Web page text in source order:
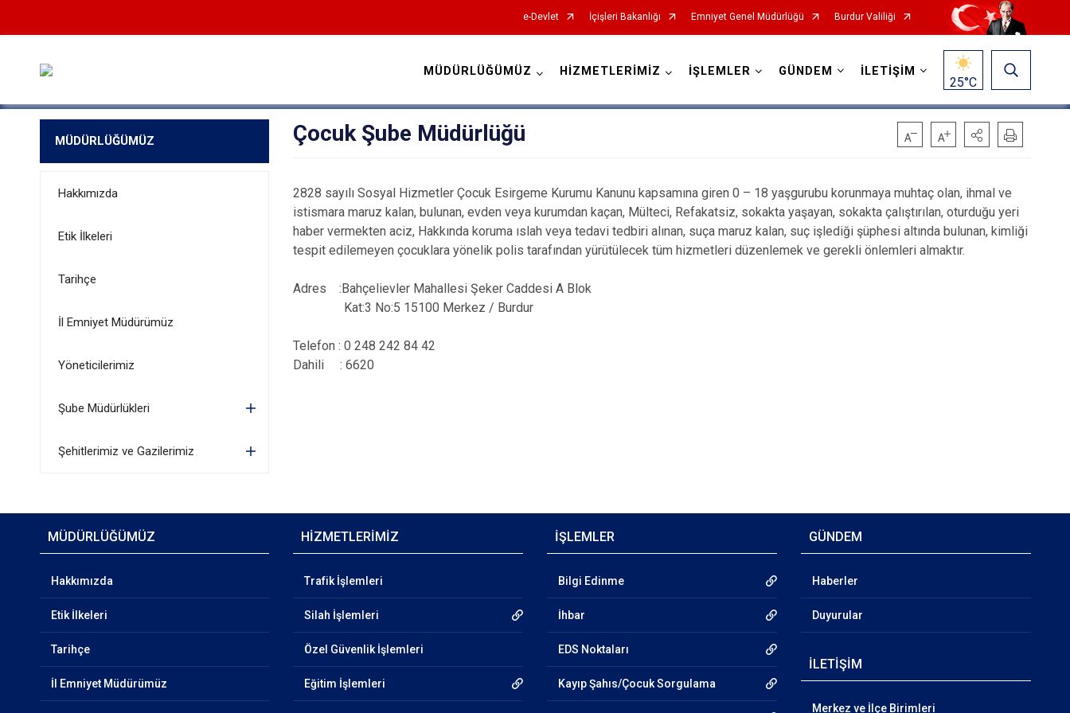
e-Devlet İçişleri Bakanlığı Emniyet Genel Müdürlüğü Burdur Valiliği
MÜDÜRLÜĞÜMÜZ HİZMETLERİMİZ İŞLEMLER GÜNDEM İLETİŞİM
25°C
MÜDÜRLÜĞÜMÜZ
Hakkımızda
Etik İlkeleri
Tarihçe
İl Emniyet Müdürümüz
Yöneticilerimiz
Şube Müdürlükleri
Şehitlerimiz ve Gazilerimiz
Çocuk Şube Müdürlüğü
2828 sayılı Sosyal Hizmetler Çocuk Esirgeme Kurumu Kanunu kapsamına giren 0 – 18 yaşgurubu korunmaya muhtaç olan, ihmal ve
istismara maruz kalan, bulunan, evden veya kurumdan kaçan, Mülteci, Refakatsiz, sokakta yaşayan, sokakta çalıştırılan, oturduğu yeri
haber vermekten aciz, Hakkında koruma ıslah veya tedavi tedbiri alınan, suça maruz kalan, suç işlediği şüphesi altında bulunan, kimliği
tespit edilemeyen çocuklara yönelik polis tarafından yürütülecek tüm hizmetleri düzenlemek ve gerekli önlemleri almaktır.
Adres :Bahçelievler Mahallesi Şeker Caddesi A Blok
Kat:3 No:5 15100 Merkez / Burdur
Telefon : 0 248 242 84 42
Dahili : 6620
MÜDÜRLÜĞÜMÜZ
Hakkımızda
Etik İlkeleri
Tarihçe
İl Emniyet Müdürümüz
HİZMETLERİMİZ
Trafik İşlemleri
Silah İşlemleri
Özel Güvenlik İşlemleri
Eğitim İşlemleri
İŞLEMLER
Bilgi Edinme
İhbar
EDS Noktaları
Kayıp Şahıs/Çocuk Sorgulama
GÜNDEM
Haberler
Duyurular
İLETİŞİM
Merkez ve İlçe Birimleri